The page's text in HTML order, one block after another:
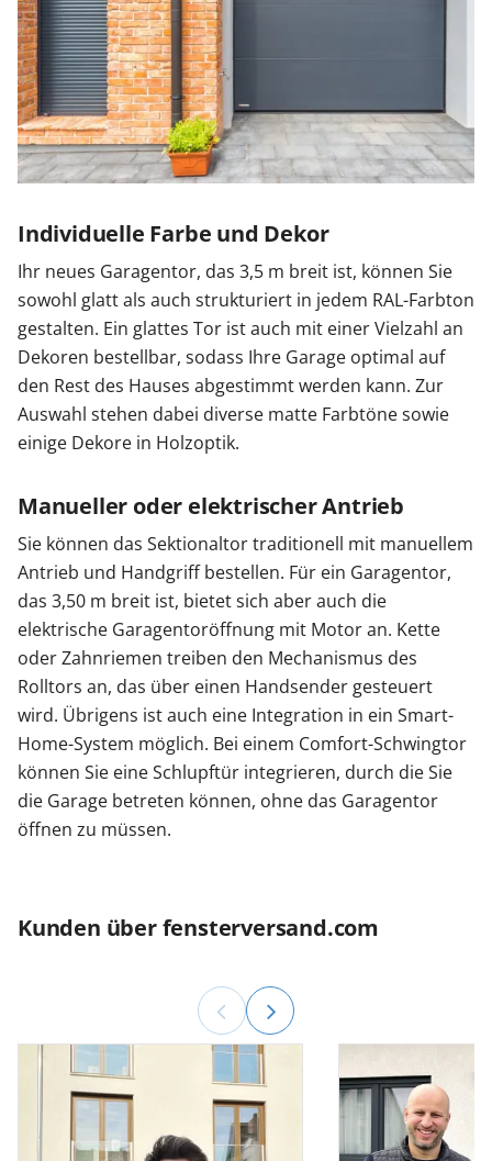
Individuelle Farbe und Dekor
Ihr neues Garagentor, das 3,5 m breit ist, können Sie
sowohl glatt als auch strukturiert in jedem RAL-Farbton
gestalten. Ein glattes Tor ist auch mit einer Vielzahl an
Dekoren bestellbar, sodass Ihre Garage optimal auf
den Rest des Hauses abgestimmt werden kann. Zur
Auswahl stehen dabei diverse matte Farbtöne sowie
einige Dekore in Holzoptik.
Manueller oder elektrischer Antrieb
Sie können das Sektionaltor traditionell mit manuellem
Antrieb und Handgriff bestellen. Für ein Garagentor,
das 3,50 m breit ist, bietet sich aber auch die
elektrische Garagentoröffnung mit Motor an. Kette
oder Zahnriemen treiben den Mechanismus des
Rolltors an, das über einen Handsender gesteuert
wird. Übrigens ist auch eine Integration in ein Smart-
Home-System möglich. Bei einem Comfort-Schwingtor
können Sie eine Schlupftür integrieren, durch die Sie
die Garage betreten können, ohne das Garagentor
öffnen zu müssen.
Kunden über fensterversand.com